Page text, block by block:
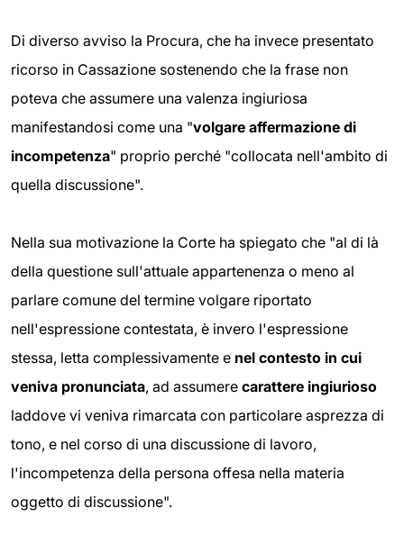
Di diverso avviso la Procura, che ha invece presentato
ricorso in Cassazione sostenendo che la frase non
poteva che assumere una valenza ingiuriosa
manifestandosi come una "volgare affermazione di
incompetenza" proprio perché "collocata nell'ambito di
quella discussione".
Nella sua motivazione la Corte ha spiegato che "al di là
della questione sull'attuale appartenenza o meno al
parlare comune del termine volgare riportato
nell'espressione contestata, è invero l'espressione
stessa, letta complessivamente e nel contesto in cui
veniva pronunciata, ad assumere carattere ingiurioso
laddove vi veniva rimarcata con particolare asprezza di
tono, e nel corso di una discussione di lavoro,
l'incompetenza della persona offesa nella materia
oggetto di discussione".